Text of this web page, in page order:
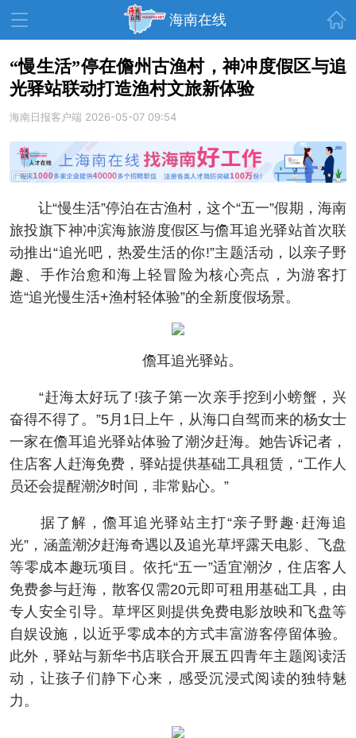
海南在线
资讯中心 热点 旅游
教育 健康 房产
生活 演出 活动
展会 走读海南 周末去哪儿
人才在线 天涯企服
“慢生活”停在儋州古渔村，神冲度假区与追
光驿站联动打造渔村文旅新体验
海南日报客户端 2026-05-07 09:54
让“慢生活”停泊在古渔村，这个“五一”假期，海南
旅投旗下神冲滨海旅游度假区与儋耳追光驿站首次联
动推出“追光吧，热爱生活的你!”主题活动，以亲子野
趣、手作治愈和海上轻冒险为核心亮点，为游客打
造“追光慢生活+渔村轻体验”的全新度假场景。
儋耳追光驿站。
“赶海太好玩了!孩子第一次亲手挖到小螃蟹，兴
奋得不得了。”5月1日上午，从海口自驾而来的杨女士
一家在儋耳追光驿站体验了潮汐赶海。她告诉记者，
住店客人赶海免费，驿站提供基础工具租赁，“工作人
员还会提醒潮汐时间，非常贴心。”
据了解，儋耳追光驿站主打“亲子野趣·赶海追
光”，涵盖潮汐赶海奇遇以及追光草坪露天电影、飞盘
等零成本趣玩项目。依托“五一”适宜潮汐，住店客人
免费参与赶海，散客仅需20元即可租用基础工具，由
专人安全引导。草坪区则提供免费电影放映和飞盘等
自娱设施，以近乎零成本的方式丰富游客停留体验。
此外，驿站与新华书店联合开展五四青年主题阅读活
动，让孩子们静下心来，感受沉浸式阅读的独特魅
力。